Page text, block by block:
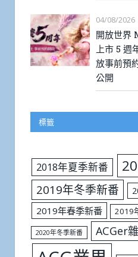
04/08/2026
開放世界
上市 5 週
放事前預
公開
標籤
2018年夏季新番
2019年冬季新番
2019年春季新番
2019
2020年冬季新番 ACGer